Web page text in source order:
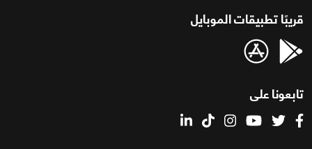
قريبًا تطبيقات الموبايل
تابعونا على